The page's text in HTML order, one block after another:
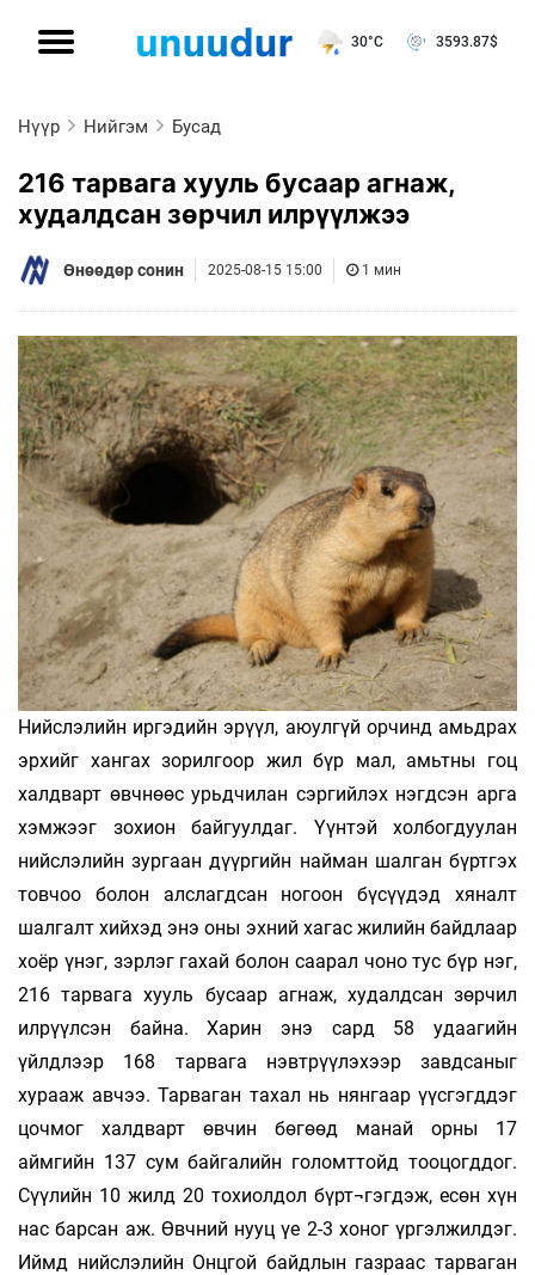
30°C 3593.87$
Нүүр Нийгэм Бусад
216 тарвага хууль бусаар агнаж,
худалдсан зөрчил илрүүлжээ
Өнөөдөр сонин 2025-08-15 15:00 1 мин
Нийслэлийн иргэдийн эрүүл, аюулгүй орчинд амьдрах
эрхийг хангах зорилгоор жил бүр мал, амьтны гоц
халдварт өвчнөөс урьдчилан сэргийлэх нэгдсэн арга
хэмжээг зохион байгуулдаг. Үүнтэй холбогдуулан
нийслэлийн зургаан дүүргийн найман шалган бүртгэх
товчоо болон алслагдсан ногоон бүсүүдэд хяналт
шалгалт хийхэд энэ оны эхний хагас жилийн байдлаар
хоёр үнэг, зэрлэг гахай болон саарал чоно тус бүр нэг,
216 тарвага хууль бусаар агнаж, худалдсан зөрчил
илрүүлсэн байна. Харин энэ сард 58 удаагийн
үйлдлээр 168 тарвага нэвтрүүлэхээр завдсаныг
хурааж авчээ. Тарваган тахал нь нянгаар үүсгэгддэг
цочмог халдварт өвчин бөгөөд манай орны 17
аймгийн 137 сум байгалийн голомттойд тооцогддог.
Сүүлийн 10 жилд 20 тохиолдол бүрт¬гэгдэж, есөн хүн
нас барсан аж. Өвчний нууц үе 2-3 хоног үргэлжилдэг.
Иймд нийслэлийн Онцгой байдлын газраас тарваган